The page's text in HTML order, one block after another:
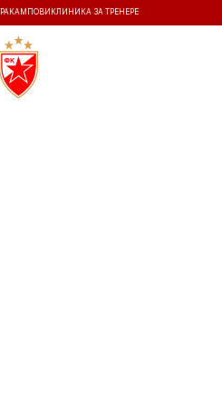
КАМПОВИ КЛИНИКА ЗА ТРЕНЕРЕ